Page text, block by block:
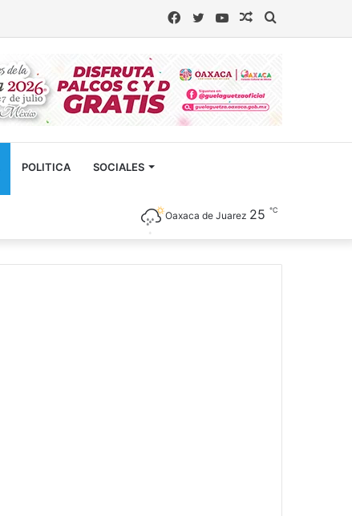
Buscar
Artículo
YouTube
Twitter
Facebook
POLITICA SOCIALES
Oaxaca de Juarez 25 ℃